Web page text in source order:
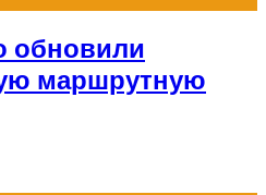
обновили
маршрутную